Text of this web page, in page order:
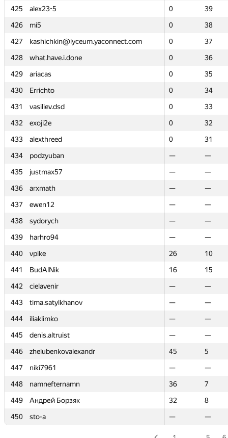
425
alex23-5 0
39
426
mi5 0
38
427
kashichkin@lyceum.yaconnect.com 0
37
428
what.have.i.done 0
36
429
ariacas 0
35
430
Errichto 0
34
431
vasiliev.dsd 0
33
432
exoji2e 0
32
433
alexthreed 0
31
434
podzyuban —
—
435
justmax57 —
—
436
arxmath —
—
437
ewen12 —
—
438
sydorych —
—
439
harhro94 —
—
440
vpike 26
10
441
BudAlNik 16
15
442
cielavenir —
—
443
tima.satylkhanov —
—
444
iliaklimko —
—
445
denis.altruist —
—
446
zhelubenkovalexandr 45
5
447
niki7961 —
—
448
namnefternamn 36
7
449
Андрей Борзяк 32
8
450
sto-a — —
425
alex23-5 0
39
426
mi5 0
38
427
kashichkin@lyceum.yaconnect.com 0
37
428
what.have.i.done 0
36
429
ariacas 0
35
430
Errichto 0
34
431
vasiliev.dsd 0
33
432
exoji2e 0
32
433
alexthreed 0
31
434
podzyuban —
—
435
justmax57 —
—
436
arxmath —
—
437
ewen12 —
—
438
sydorych —
—
439
harhro94 —
—
440
vpike 26
10
441
BudAlNik 16
15
442
cielavenir —
—
443
tima.satylkhanov —
—
444
iliaklimko —
—
445
denis.altruist —
—
446
zhelubenkovalexandr 45
5
447
niki7961 —
—
448
namnefternamn 36
7
449
Андрей Борзяк 32
8
450
sto-a — —